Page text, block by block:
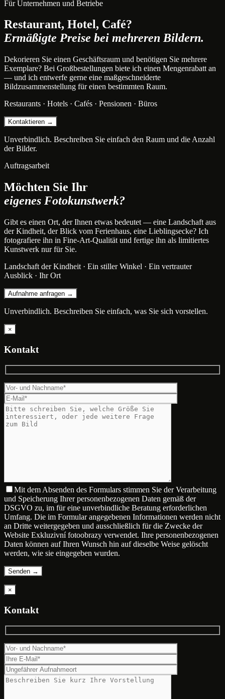
Für Unternehmen und Betriebe
Restaurant, Hotel, Café?
Ermäßigte Preise bei mehreren Bildern.
Dekorieren Sie einen Geschäftsraum und benötigen Sie mehrere
Exemplare? Bei Großbestellungen biete ich einen Mengenrabatt an
— und ich entwerfe gerne eine maßgeschneiderte
Bildzusammenstellung für einen bestimmten Raum.
Restaurants · Hotels · Cafés · Pensionen · Büros
Kontaktieren →
Unverbindlich. Beschreiben Sie einfach den Raum und die Anzahl
der Bilder.
Auftragsarbeit
Möchten Sie Ihr
eigenes Fotokunstwerk?
Gibt es einen Ort, der Ihnen etwas bedeutet — eine Landschaft aus
der Kindheit, der Blick vom Ferienhaus, eine Lieblingsecke? Ich
fotografiere ihn in Fine-Art-Qualität und fertige ihn als limitiertes
Kunstwerk nur für Sie.
Landschaft der Kindheit · Ein stiller Winkel · Ein vertrauter
Ausblick · Ihr Ort
Aufnahme anfragen →
Unverbindlich. Beschreiben Sie einfach, was Sie sich vorstellen.
×
Kontakt
Mit dem Absenden des Formulars stimmen Sie der Verarbeitung
und Speicherung Ihrer personenbezogenen Daten gemäß der
DSGVO zu, im für eine unverbindliche Beratung erforderlichen
Umfang. Die im Formular angegebenen Informationen werden nicht
an Dritte weitergegeben und ausschließlich für die Zwecke der
Website Exkluzivní fotoobrazy verwendet. Ihre personenbezogenen
Daten können auf Ihren Wunsch hin auf dieselbe Weise gelöscht
werden, wie sie eingegeben wurden.
×
Kontakt